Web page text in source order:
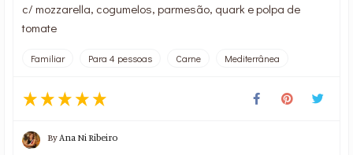
c/ mozzarella, cogumelos, parmesão, quark e polpa de
tomate
Familiar Para 4 pessoas Carne Mediterrânea
ByAna Ni Ribeiro